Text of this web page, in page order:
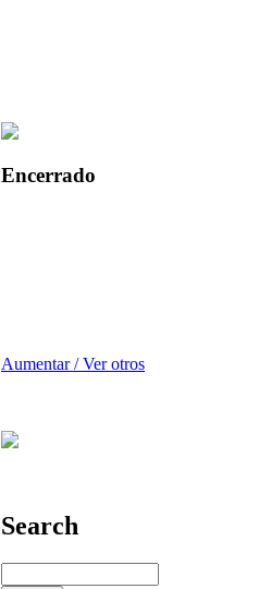
Encerrado
Aumentar / Ver otros
Search